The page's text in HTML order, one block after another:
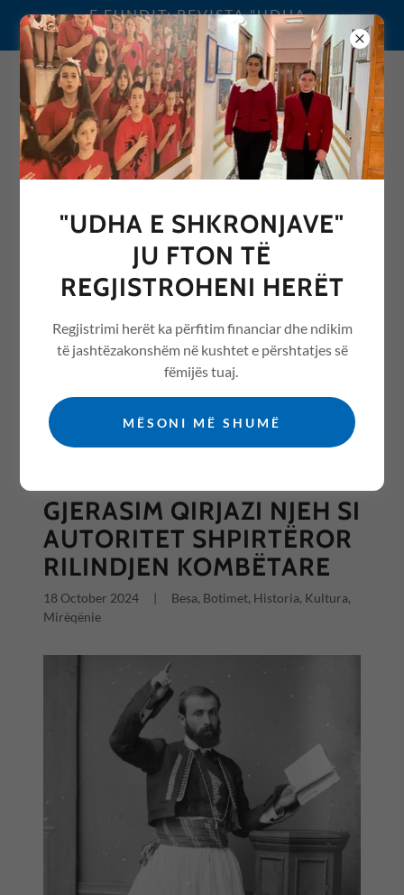
E FUNDIT: REVISTA "UDHA
E SHKRONJAVE" 2026
0692076068
REVISTA "UDHA E
SHKRONJAVE" ME ARTIKUJ
NGA ARSIMI /EDUCATION
All Posts
GJERASIM QIRJAZI NJEH SI
AUTORITET SHPIRTËROR
RILINDJEN KOMBËTARE
18 October 2024
Besa, Botimet, Historia, Kultura,
Mirëqënie
"UDHA E SHKRONJAVE"
JU FTON TË
REGJISTROHENI HERËT
Regjistrimi herët ka përfitim financiar dhe ndikim
të jashtëzakonshëm në kushtet e përshtatjes së
fëmijës tuaj.
MËSONI MË SHUMË